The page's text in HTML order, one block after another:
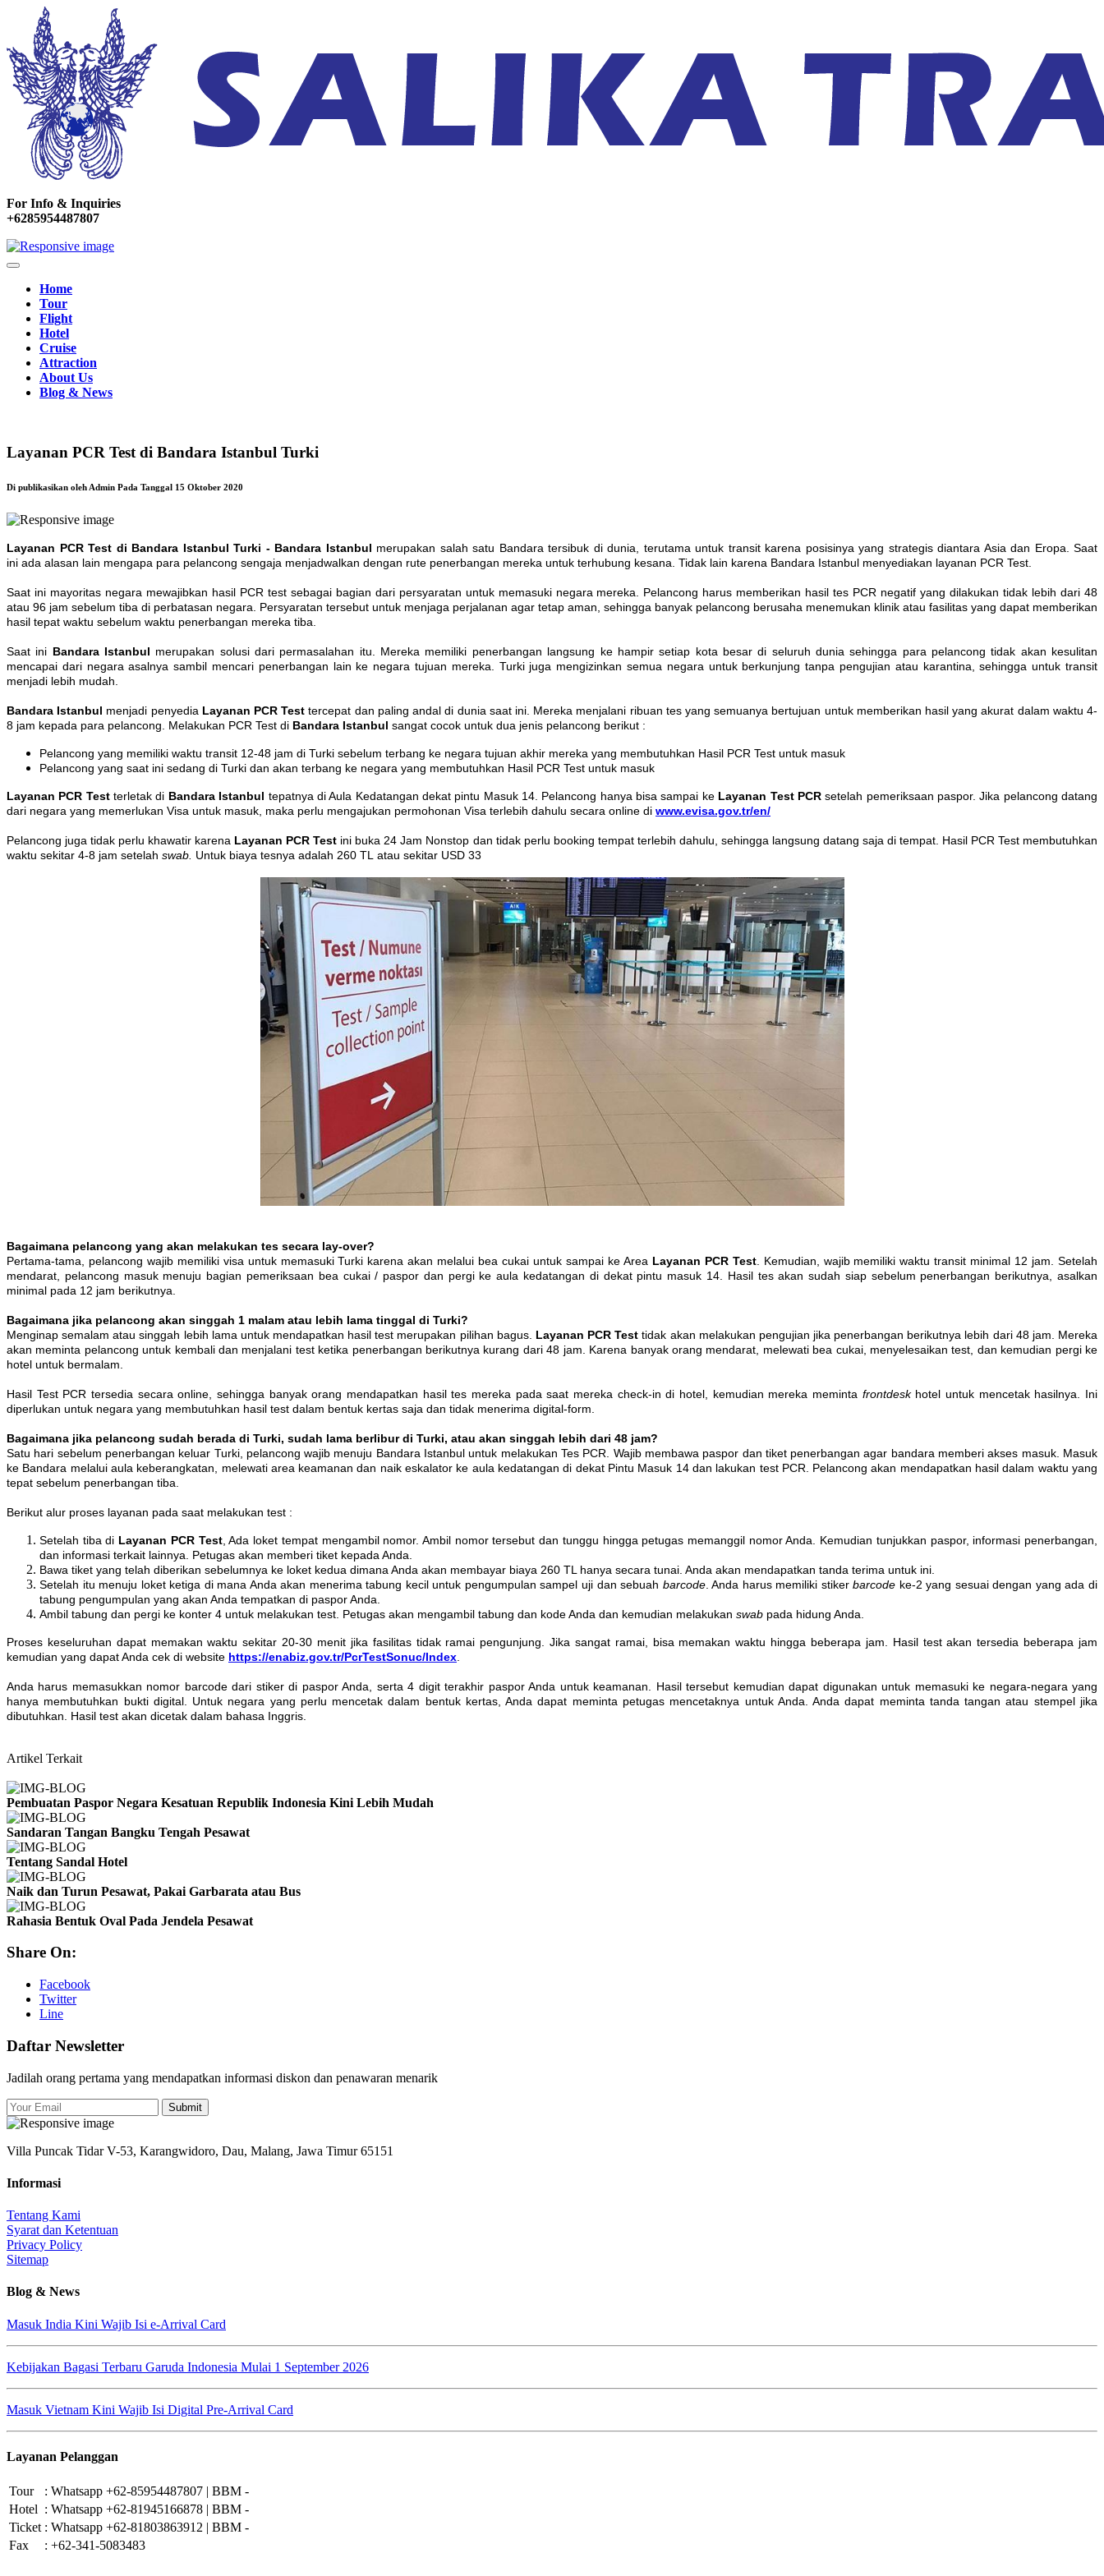
For Info & Inquiries
+6285954487807
Home
Tour
Flight
Hotel
Cruise
Attraction
About Us
Blog & News
Layanan PCR Test di Bandara Istanbul Turki
Di publikasikan oleh Admin Pada Tanggal 15 Oktober 2020
Layanan PCR Test di Bandara Istanbul Turki - Bandara Istanbul merupakan salah satu Bandara tersibuk di dunia, terutama untuk transit karena posisinya yang strategis diantara Asia dan Eropa. Saat
ini ada alasan lain mengapa para pelancong sengaja menjadwalkan dengan rute penerbangan mereka untuk terhubung kesana. Tidak lain karena Bandara Istanbul menyediakan layanan PCR Test.
Saat ini mayoritas negara mewajibkan hasil PCR test sebagai bagian dari persyaratan untuk memasuki negara mereka. Pelancong harus memberikan hasil tes PCR negatif yang dilakukan tidak lebih dari 48
atau 96 jam sebelum tiba di perbatasan negara. Persyaratan tersebut untuk menjaga perjalanan agar tetap aman, sehingga banyak pelancong berusaha menemukan klinik atau fasilitas yang dapat memberikan
hasil tepat waktu sebelum waktu penerbangan mereka tiba.
Saat ini Bandara Istanbul merupakan solusi dari permasalahan itu. Mereka memiliki penerbangan langsung ke hampir setiap kota besar di seluruh dunia sehingga para pelancong tidak akan kesulitan
mencapai dari negara asalnya sambil mencari penerbangan lain ke negara tujuan mereka. Turki juga mengizinkan semua negara untuk berkunjung tanpa pengujian atau karantina, sehingga untuk transit
menjadi lebih mudah.
Bandara Istanbul menjadi penyedia Layanan PCR Test tercepat dan paling andal di dunia saat ini. Mereka menjalani ribuan tes yang semuanya bertujuan untuk memberikan hasil yang akurat dalam waktu 4-
8 jam kepada para pelancong. Melakukan PCR Test di Bandara Istanbul sangat cocok untuk dua jenis pelancong berikut :
Pelancong yang memiliki waktu transit 12-48 jam di Turki sebelum terbang ke negara tujuan akhir mereka yang membutuhkan Hasil PCR Test untuk masuk
Pelancong yang saat ini sedang di Turki dan akan terbang ke negara yang membutuhkan Hasil PCR Test untuk masuk
Layanan PCR Testterletak di Bandara Istanbul tepatnya di Aula Kedatangan dekat pintu Masuk 14. Pelancong hanya bisa sampai ke Layanan Test PCRsetelah pemeriksaan paspor. Jika pelancong datang
dari negara yang memerlukan Visa untuk masuk, maka perlu mengajukan permohonan Visa terlebih dahulu secara online di www.evisa.gov.tr/en/
Pelancong juga tidak perlu khawatir karena Layanan PCR Test ini buka 24 Jam Nonstop dan tidak perlu booking tempat terlebih dahulu, sehingga langsung datang saja di tempat. Hasil PCR Test membutuhkan
waktu sekitar 4-8 jam setelah swab. Untuk biaya tesnya adalah 260 TL atau sekitar USD 33
Bagaimana pelancong yang akan melakukan tes secara lay-over?
Pertama-tama, pelancong wajib memiliki visa untuk memasuki Turki karena akan melalui bea cukai untuk sampai ke Area Layanan PCR Test. Kemudian, wajib memiliki waktu transit minimal 12 jam. Setelah
mendarat, pelancong masuk menuju bagian pemeriksaan bea cukai / paspor dan pergi ke aula kedatangan di dekat pintu masuk 14. Hasil tes akan sudah siap sebelum penerbangan berikutnya, asalkan
minimal pada 12 jam berikutnya.
Bagaimana jika pelancong akan singgah 1 malam atau lebih lama tinggal di Turki?
Menginap semalam atau singgah lebih lama untuk mendapatkan hasil test merupakan pilihan bagus. Layanan PCR Testtidak akan melakukan pengujian jika penerbangan berikutnya lebih dari 48 jam. Mereka
akan meminta pelancong untuk kembali dan menjalani test ketika penerbangan berikutnya kurang dari 48 jam. Karena banyak orang mendarat, melewati bea cukai, menyelesaikan test, dan kemudian pergi ke
hotel untuk bermalam.
Hasil Test PCR tersedia secara online, sehingga banyak orang mendapatkan hasil tes mereka pada saat mereka check-in di hotel, kemudian mereka meminta frontdeskhotel untuk mencetak hasilnya. Ini
diperlukan untuk negara yang membutuhkan hasil test dalam bentuk kertas saja dan tidak menerima digital-form.
Bagaimana jika pelancong sudah berada di Turki, sudah lama berlibur di Turki, atau akan singgah lebih dari 48 jam?
Satu hari sebelum penerbangan keluar Turki, pelancong wajib menuju Bandara Istanbul untuk melakukan Tes PCR. Wajib membawa paspor dan tiket penerbangan agar bandara memberi akses masuk. Masuk
ke Bandara melalui aula keberangkatan, melewati area keamanan dan naik eskalator ke aula kedatangan di dekat Pintu Masuk 14 dan lakukan test PCR. Pelancong akan mendapatkan hasil dalam waktu yang
tepat sebelum penerbangan tiba.
Berikut alur proses layanan pada saat melakukan test :
Setelah tiba di Layanan PCR Test, Ada loket tempat mengambil nomor. Ambil nomor tersebut dan tunggu hingga petugas memanggil nomor Anda. Kemudian tunjukkan paspor, informasi penerbangan,
dan informasi terkait lainnya. Petugas akan memberi tiket kepada Anda.
Bawa tiket yang telah diberikan sebelumnya ke loket kedua dimana Anda akan membayar biaya 260 TL hanya secara tunai. Anda akan mendapatkan tanda terima untuk ini.
Setelah itu menuju loket ketiga di mana Anda akan menerima tabung kecil untuk pengumpulan sampel uji dan sebuah barcode. Anda harus memiliki stikerbarcode ke-2 yang sesuai dengan yang ada di
tabung pengumpulan yang akan Anda tempatkan di paspor Anda.
Ambil tabung dan pergi ke konter 4 untuk melakukan test. Petugas akan mengambil tabung dan kode Anda dan kemudian melakukan swab pada hidung Anda.
Proses keseluruhan dapat memakan waktu sekitar 20-30 menit jika fasilitas tidak ramai pengunjung. Jika sangat ramai, bisa memakan waktu hingga beberapa jam. Hasil test akan tersedia beberapa jam
kemudian yang dapat Anda cek di website https://enabiz.gov.tr/PcrTestSonuc/Index
Anda harus memasukkan nomor barcode dari stiker di paspor Anda, serta 4 digit terakhir paspor Anda untuk keamanan. Hasil tersebut kemudian dapat digunakan untuk memasuki ke negara-negara yang
hanya membutuhkan bukti digital. Untuk negara yang perlu mencetak dalam bentuk kertas, Anda dapat meminta petugas mencetaknya untuk Anda. Anda dapat meminta tanda tangan atau stempel jika
dibutuhkan. Hasil test akan dicetak dalam bahasa Inggris.
Artikel Terkait
Pembuatan Paspor Negara Kesatuan Republik Indonesia Kini Lebih Mudah
Sandaran Tangan Bangku Tengah Pesawat
Tentang Sandal Hotel
Naik dan Turun Pesawat, Pakai Garbarata atau Bus
Rahasia Bentuk Oval Pada Jendela Pesawat
Share On:
Facebook
Twitter
Line
Daftar Newsletter
Jadilah orang pertama yang mendapatkan informasi diskon dan penawaran menarik
Submit
Villa Puncak Tidar V-53, Karangwidoro, Dau, Malang, Jawa Timur 65151
Informasi
Tentang Kami
Syarat dan Ketentuan
Privacy Policy
Sitemap
Blog & News
Masuk India Kini Wajib Isi e-Arrival Card
Kebijakan Bagasi Terbaru Garuda Indonesia Mulai 1 September 2026
Masuk Vietnam Kini Wajib Isi Digital Pre-Arrival Card
Layanan Pelanggan
Tour : Whatsapp +62-85954487807 | BBM -
Hotel : Whatsapp +62-81945166878 | BBM -
Ticket : Whatsapp +62-81803863912 | BBM -
Fax
: +62-341-5083483